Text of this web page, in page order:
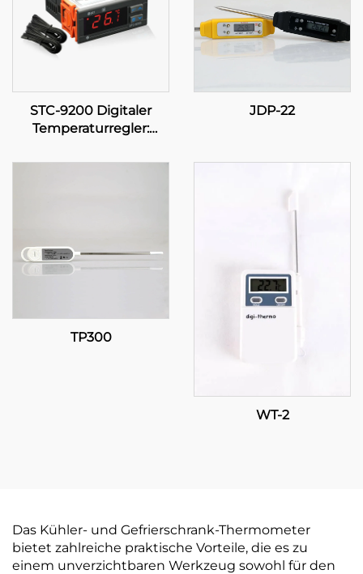
STC-9200 Digitaler
Temperaturregler:
mehrstufige
JDP-22
TP300
WT-2
Das Kühler- und Gefrierschrank-Thermometer
bietet zahlreiche praktische Vorteile, die es zu
einem unverzichtbaren Werkzeug sowohl für den